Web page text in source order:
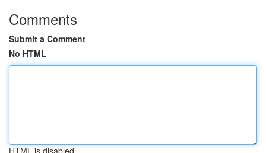
Comments
Submit a Comment
No HTML
HTML is disabled